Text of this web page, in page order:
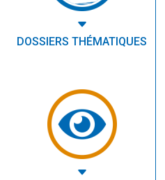
DOSSIERS THÉMATIQUES